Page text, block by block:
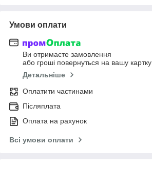
Умови оплати
Ви отримаєте замовлення
або гроші повернуться на вашу картку
Детальніше
Оплатити частинами
Післяплата
Оплата на рахунок
Всі умови оплати